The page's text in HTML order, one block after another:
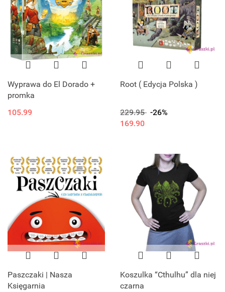
Wyprawa do El Dorado +
promka
105.99
Root ( Edycja Polska )
229.95 -26%
169.90
Paszczaki | Nasza
Księgarnia
Koszulka “Cthulhu” dla niej
czarna